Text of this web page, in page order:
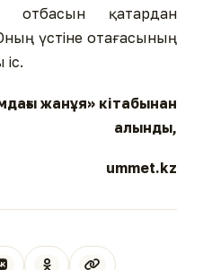
отбасын қатардан
үстіне отағасының
жанұя» кітабынан
алынды,
ummet.kz